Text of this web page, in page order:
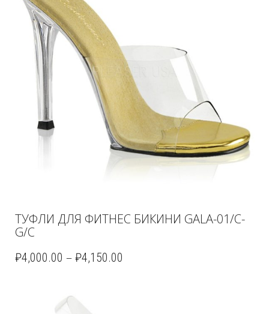
ТУФЛИ ДЛЯ ФИТНЕС БИКИНИ GALA-01/C-
G/C
₽4,000.00 – ₽4,150.00